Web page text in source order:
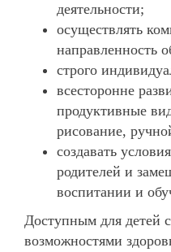
деятельности;
осуществлять
направленность
строго
всесторонне
продуктивные
рисование,
создавать
родителей и
воспитании и
Доступным для детей
возможностями